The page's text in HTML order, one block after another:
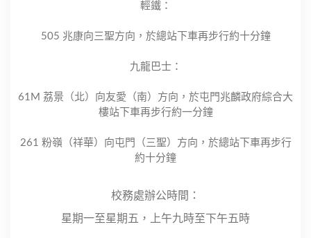
輕鐵：
505 兆康向三聖方向，於總站下車再步行約十分鐘
九龍巴士：
61M 荔景（北）向友愛（南）方向，於屯門兆麟政府綜合大
樓站下車再步行約一分鐘
261 粉嶺（祥華）向屯門（三聖）方向，於總站下車再步行
約十分鐘
校務處辦公時間：
星期一至星期五，上午九時至下午五時